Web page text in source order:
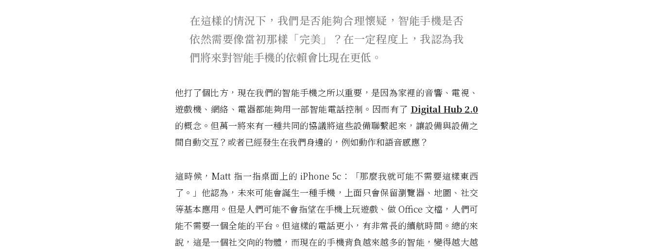
在這樣的情況下，我們是否能夠合理懷疑，智能手機是否
依然需要像當初那樣「完美」？ 在一定程度上，我認為我
們將來對智能手機的依賴會比現在更低。
他打了個比方，現在我們的智能手機之所以重要，是因為家裡的音響、電視、
遊戲機、網絡、電器都能夠用一部智能電話控制。 因而有了 Digital Hub 2.0
的概念。但萬一將來有一種共同的協議將這些設備聯繫起來，讓設備與設備之
間自動交互？ 或者已經發生在我們身邊的，例如動作和語音感應？
這時候，Matt 指一指桌面上的 iPhone 5c：「那麼我就可能不需要這樣東西
了。」他認為，未來可能會誕生一種手機，上面只會保留瀏覽器、地圖、社交
等基本應用。但是人們可能不會指望在手機上玩遊戲、做 Office 文檔，人們可
能不需要一個全能的平台。但這樣的電話更小，有非常長的續航時間。 總的來
說，這是一個社交向的物體，而現在的手機背負越來越多的智能，變得越大越